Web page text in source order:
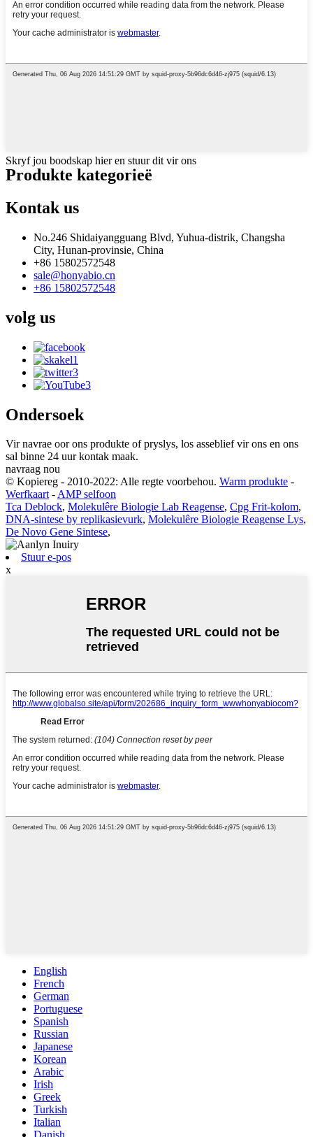
Skryf jou boodskap hier en stuur dit vir ons
Produkte kategorieë
Kontak us
No.246 Shidaiyangguang Blvd, Yuhua-distrik, Changsha
City, Hunan-provinsie, China
+86 15802572548
sale@honyabio.cn
+86 15802572548
volg us
Ondersoek
Vir navrae oor ons produkte of pryslys, los asseblief vir ons en ons
sal binne 24 uur kontak maak.
navraag nou
© Kopiereg - 2010-2022: Alle regte voorbehou. Warm produkte -
Werfkaart-AMP selfoon
Tca Deblock, Molekulêre Biologie Lab Reagense, Cpg Frit-kolom,
DNA-sintese by replikasievurk, Molekulêre Biologie Reagense Lys,
De Novo Gene Sintese,
Stuur e-pos
x
English
French
German
Portuguese
Spanish
Russian
Japanese
Korean
Arabic
Irish
Greek
Turkish
Italian